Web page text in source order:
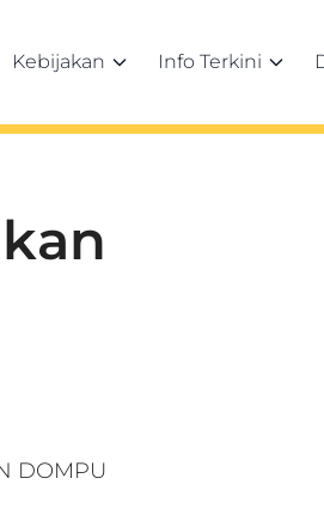
Kebijakan Info Terkini
DOMPU